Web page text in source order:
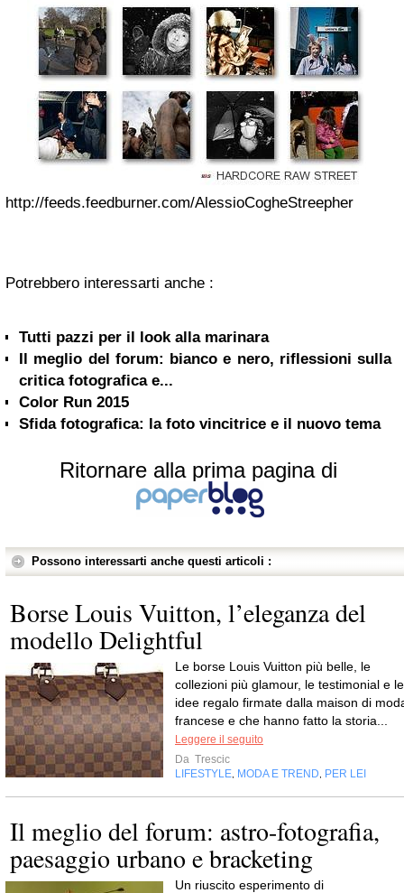
http://feeds.feedburner.com/AlessioCogheStreepher
Potrebbero interessarti anche :
Tutti pazzi per il look alla marinara
Il meglio del forum: bianco e nero, riflessioni sulla
critica fotografica e...
Color Run 2015
Sfida fotografica: la foto vincitrice e il nuovo tema
Ritornare alla prima pagina di
Possono interessarti anche questi articoli :
Borse Louis Vuitton, l’eleganza del
modello Delightful
Le borse Louis Vuitton più belle, le
collezioni più glamour, le testimonial e le
idee regalo firmate dalla maison di
francese e che hanno fatto la storia...
Leggere il seguito
Da Trescic
LIFESTYLE MODA E TREND PER LEI
Il meglio del forum: astro-fotografia,
paesaggio urbano e bracketing
Un riuscito esperimento di